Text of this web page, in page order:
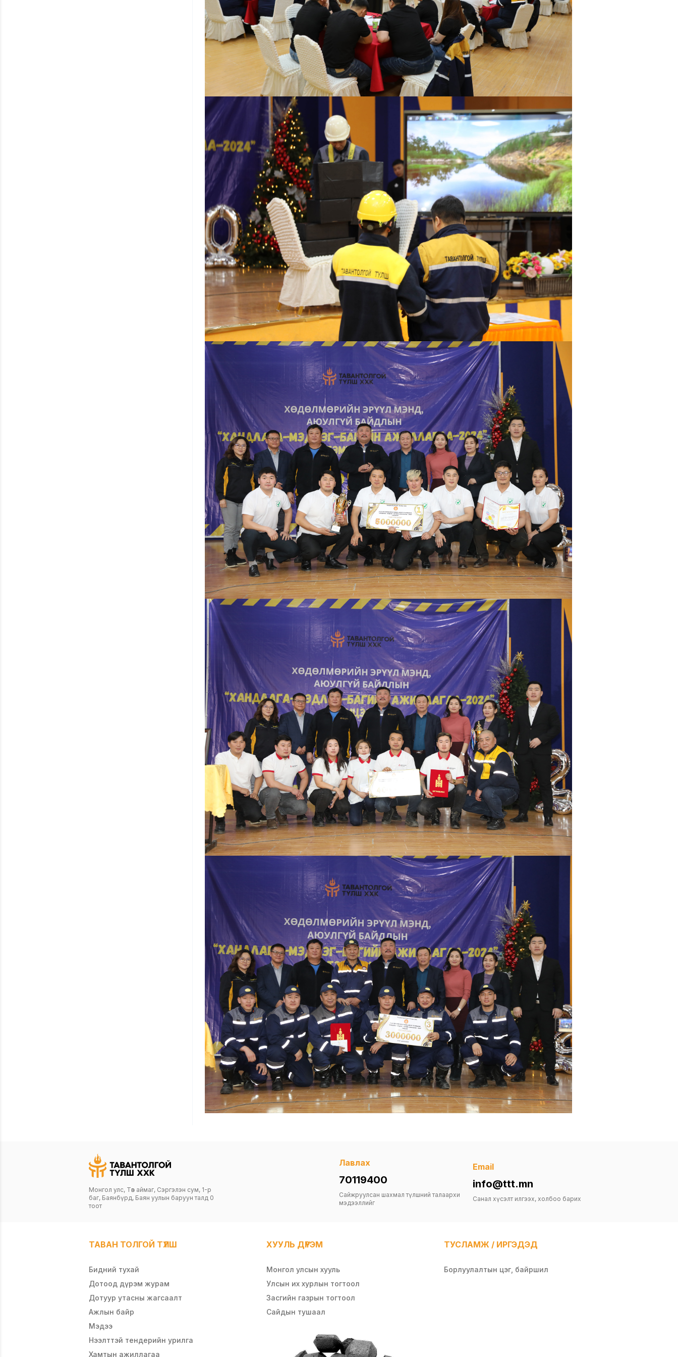
Монгол улс, Төв аймаг, Сэргэлэн сум, 1-р
баг, Баянбүрд, Баян уулын баруун талд 0
тоот
Лавлах
70119400
Сайжруулсан шахмал түлшний талаархи
мэдээллийг
Email
info@ttt.mn
Санал хүсэлт илгээх, холбоо барих
ТАВАН ТОЛГОЙ ТҮЛШ
Бидний тухай
Дотоод дүрэм журам
Дотуур утасны жагсаалт
Ажлын байр
Мэдээ
Нээлттэй тендерийн урилга
Хамтын ажиллагаа
ХУУЛЬ ДҮРЭМ
Монгол улсын хууль
Улсын их хурлын тогтоол
Засгийн газрын тогтоол
Сайдын тушаал
ТУСЛАМЖ / ИРГЭДЭД
Борлуулалтын цэг, байршил